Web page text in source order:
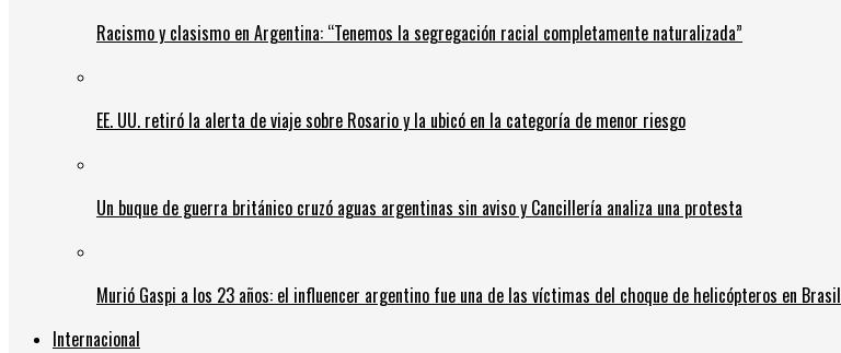
Racismo y clasismo en Argentina: “Tenemos la segregación racial completamente naturalizada”
EE. UU. retiró la alerta de viaje sobre Rosario y la ubicó en la categoría de menor riesgo
Un buque de guerra británico cruzó aguas argentinas sin aviso y Cancillería analiza una protesta
Murió Gaspi a los 23 años: el influencer argentino fue una de las víctimas del choque de helicópteros en Brasil
Internacional